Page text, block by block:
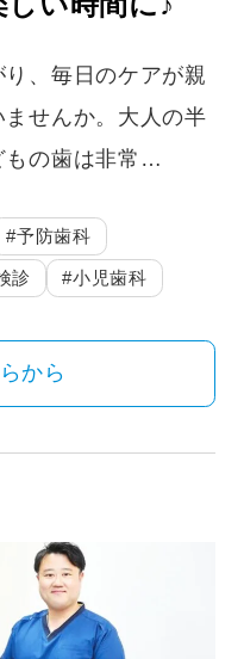
、毎日のケアが親
せんか。大人の半
もの歯は非常…
#予防歯科
診 #小児歯科
から